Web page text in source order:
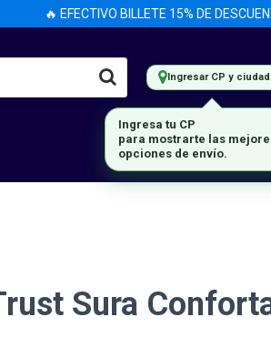
🔥 EFECTIVO BILLETE 15% DE DESCUENTO
Ingresar CP y ciudad
Sura
Ingresa tu CP
para mostrarte las
opciones de envío.